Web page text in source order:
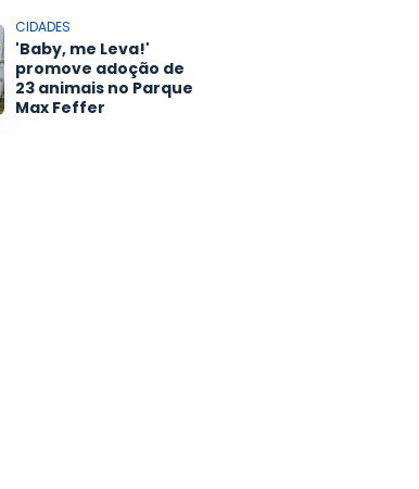
CIDADES
'Baby, me Leva!'
promove adoção de
23 animais no Parque
Max Feffer